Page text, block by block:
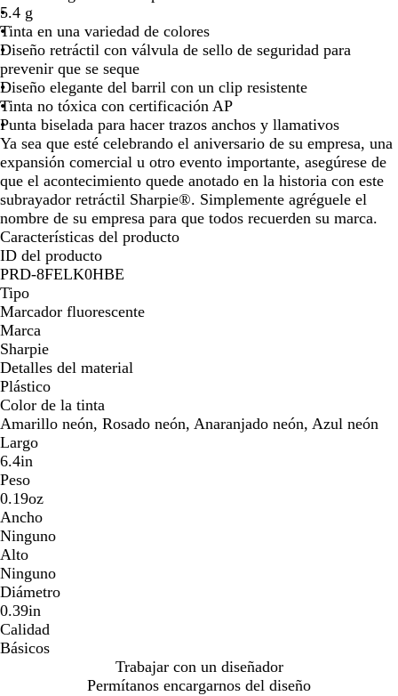
i
l
l
o
f
l
u
o
r
e
s
c
e
n
t
e
f
l
u
o
r
e
s
c
e
n
t
e
f
l
u
o
r
e
s
c
e
n
t
e
n
j
a
f
l
u
o
r
e
s
c
e
n
t
e
5.4 g
Tinta en una variedad de colores
Diseño retráctil con válvula de sello de seguridad para
prevenir que se seque
Diseño elegante del barril con un clip resistente
Tinta no tóxica con certificación AP
Punta biselada para hacer trazos anchos y llamativos
Ya sea que esté celebrando el aniversario de su empresa, una
expansión comercial u otro evento importante, asegúrese de
que el acontecimiento quede anotado en la historia con este
subrayador retráctil Sharpie®. Simplemente agréguele el
nombre de su empresa para que todos recuerden su marca.
Características del producto
ID del producto
PRD-8FELK0HBE
Tipo
Marcador fluorescente
Marca
Sharpie
Detalles del material
Plástico
Color de la tinta
Amarillo neón, Rosado neón, Anaranjado neón, Azul neón
Largo
6.4in
Peso
0.19oz
Ancho
Ninguno
Alto
Ninguno
Diámetro
0.39in
Calidad
Básicos
Trabajar con un diseñador
Permítanos encargarnos del diseño